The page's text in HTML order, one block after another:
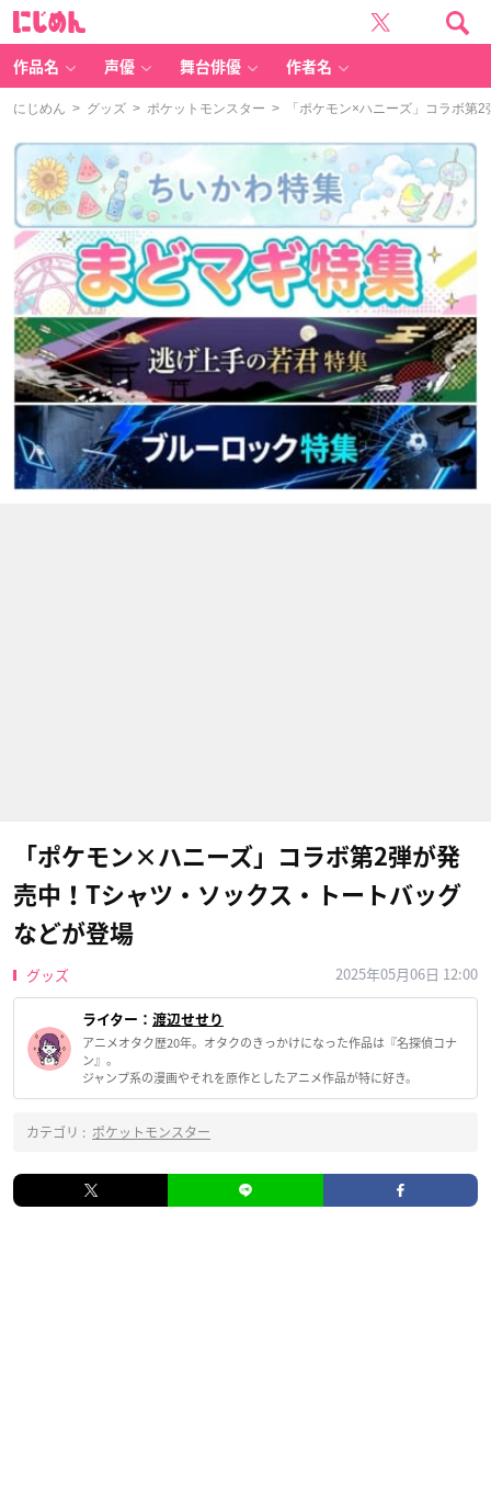
作品名 声優 舞台俳優 作者名
にじめん > グッズ > ポケットモンスター > 「ポケモン×ハニーズ」コラボ第2
「ポケモン×ハニーズ」コラボ第2弾が発
売中！Tシャツ・ソックス・トートバッグ
などが登場
グッズ 2025年05月06日 12:00
ライター： 渡辺せせり
アニメオタク歴20年。オタクのきっかけになった作品は『名探偵コナ
ン』。
ジャンプ系の漫画やそれを原作としたアニメ作品が特に好き。
カテゴリ : ポケットモンスター